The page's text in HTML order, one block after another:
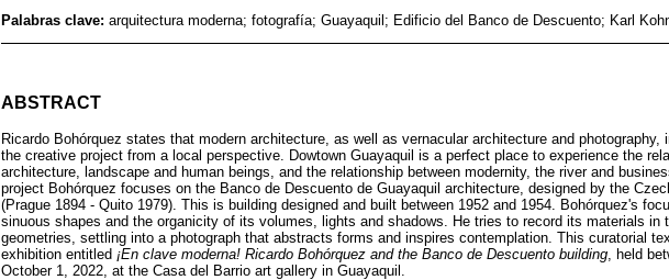
Palabras clave: arquitectura moderna; fotografía; Guayaquil; Edificio del Banco de Descuento; Karl
ABSTRACT
Ricardo Bohórquez states that modern architecture, as well as vernacular architecture and
the creative project from a local perspective. Dowtown Guayaquil is a perfect place to experience the
architecture, landscape and human beings, and the relationship between modernity, the river and
project Bohórquez focuses on the Banco de Descuento de Guayaquil architecture, designed by the
(Prague 1894 - Quito 1979). This is building designed and built between 1952 and 1954. Bohórquez's
sinuous shapes and the organicity of its volumes, lights and shadows. He tries to record its materials in
geometries, settling into a photograph that abstracts forms and inspires contemplation. This curatorial
exhibition entitled ¡En clave moderna! Ricardo Bohórquez and the Banco de Descuento building , held
October 1, 2022, at the Casa del Barrio art gallery in Guayaquil.